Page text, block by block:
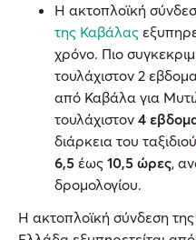
Η ακτοπλοϊκή
της Καβάλας
χρόνο. Πιο
τουλάχιστον 2
από Καβάλα για
τουλάχιστον 4
διάρκεια του ταξιδιού
6,5 έως 10,5 ώρες,
δρομολογίου.
Η ακτοπλοϊκή σύνδεση